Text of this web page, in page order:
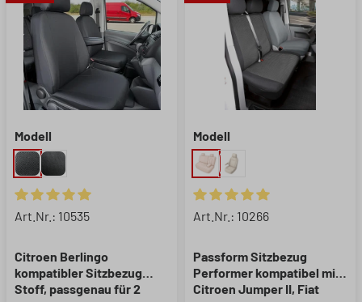
Modell
Durchschnittliche Bewertung von 5 von 5 Sternen
Art.Nr.: 10535
Citroen Berlingo
kompatibler Sitzbezug
Stoff, passgenau für 2
Modell
Durchschnittliche Bewertung
Art.Nr.: 10266
Passform Sitzbezug
Performer kompatibel mit
Citroen Jumper II, Fiat